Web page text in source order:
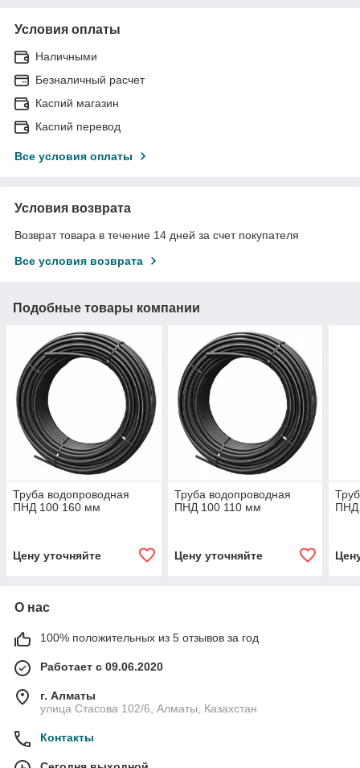
Условия оплаты
Наличными
Безналичный расчет
Каспий магазин
Каспий перевод
Все условия оплаты
Условия возврата
Возврат товара в течение 14 дней за счет покупателя
Все условия возврата
Подобные товары компании
Труба водопроводная
ПНД 100 160 мм
Цену уточняйте
Труба водопроводная
ПНД 100 110 мм
Цену уточняйте
ПНД
О нас
100% положительных из 5 отзывов за год
Работает с 09.06.2020
г. Алматы
улица Стасова 102/6, Алматы, Казахстан
Контакты